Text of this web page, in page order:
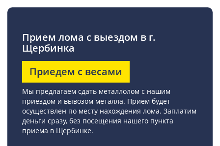
Прием лома с выездом в г.
Щербинка
Приедем с весами
Мы предлагаем сдать металлолом с нашим
приездом и вывозом металла. Прием будет
осуществлен по месту нахождения лома. Заплатим
деньги сразу, без посещения нашего пункта
приема в Щербинке.